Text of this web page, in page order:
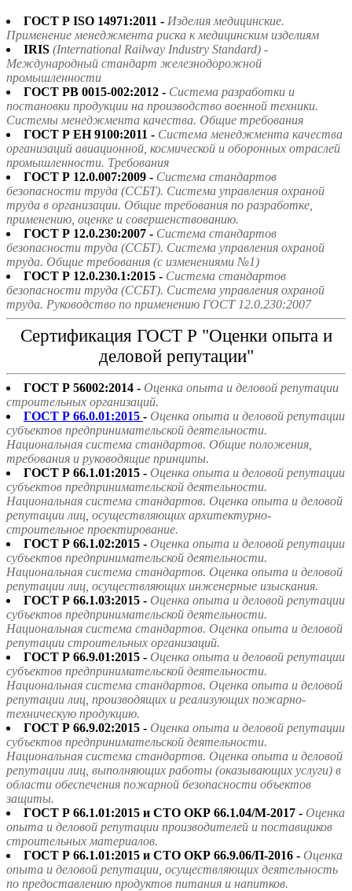
ГОСТ Р ISO 14971:2011 - Изделия медицинские.
Применение менеджмента риска к медицинским изделиям
IRIS (International Railway Industry Standard) -
Международный стандарт железнодорожной
промышленности
ГОСТ РВ 0015-002:2012 - Система разработки и
постановки продукции на производство военной техники.
Системы менеджмента качества. Общие требования
ГОСТ Р ЕН 9100:2011 - Система менеджмента качества
организаций авиационной, космической и оборонных отраслей
промышленности. Требования
ГОСТ Р 12.0.007:2009 - Система стандартов
безопасности труда (ССБТ). Система управления охраной
труда в организации. Общие требования по разработке,
применению, оценке и совершенствованию.
ГОСТ Р 12.0.230:2007 - Система стандартов
безопасности труда (ССБТ). Система управления охраной
труда. Общие требования (с изменениями №1)
ГОСТ Р 12.0.230.1:2015 - Система стандартов
безопасности труда (ССБТ). Система управления охраной
труда. Руководство по применению ГОСТ 12.0.230:2007
Сертификация ГОСТ Р "Оценки опыта и
деловой репутации"
ГОСТ Р 56002:2014 - Оценка опыта и деловой репутации
строительных организаций.
ГОСТ Р 66.0.01:2015 - Оценка опыта и деловой репутации
субъектов предпринимательской деятельности.
Национальная система стандартов. Общие положения,
требования и руководящие принципы.
ГОСТ Р 66.1.01:2015 - Оценка опыта и деловой репутации
субъектов предпринимательской деятельности.
Национальная система стандартов. Оценка опыта и деловой
репутации лиц, осуществляющих архитектурно-
строительное проектирование.
ГОСТ Р 66.1.02:2015 - Оценка опыта и деловой репутации
субъектов предпринимательской деятельности.
Национальная система стандартов. Оценка опыта и деловой
репутации лиц, осуществляющих инженерные изыскания.
ГОСТ Р 66.1.03:2015 - Оценка опыта и деловой репутации
субъектов предпринимательской деятельности.
Национальная система стандартов. Оценка опыта и деловой
репутации строительных организаций.
ГОСТ Р 66.9.01:2015 - Оценка опыта и деловой репутации
субъектов предпринимательской деятельности.
Национальная система стандартов. Оценка опыта и деловой
репутации лиц, производящих и реализующих пожарно-
техническую продукцию.
ГОСТ Р 66.9.02:2015 - Оценка опыта и деловой репутации
субъектов предпринимательской деятельности.
Национальная система стандартов. Оценка опыта и деловой
репутации лиц, выполняющих работы (оказывающих услуги) в
области обеспечения пожарной безопасности объектов
защиты.
ГОСТ Р 66.1.01:2015 и СТО ОКР 66.1.04/М-2017 - Оценка
опыта и деловой репутации производителей и поставщиков
строительных материалов.
ГОСТ Р 66.1.01:2015 и СТО ОКР 66.9.06/П-2016 - Оценка
опыта и деловой репутации, осуществляющих деятельность
по предоставлению продуктов питания и напитков.